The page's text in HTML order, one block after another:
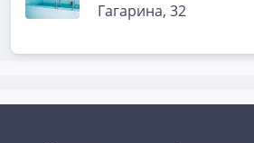
Гагарина, 32